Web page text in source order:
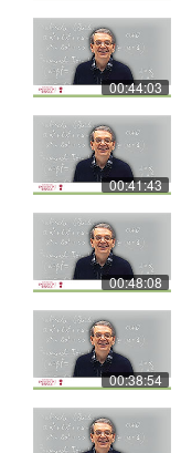
00:44:03
00:41:43
00:48:08
00:38:54